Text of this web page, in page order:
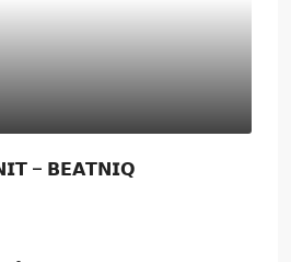
– 𝗕𝗘𝗔𝗧𝗡𝗜𝗤